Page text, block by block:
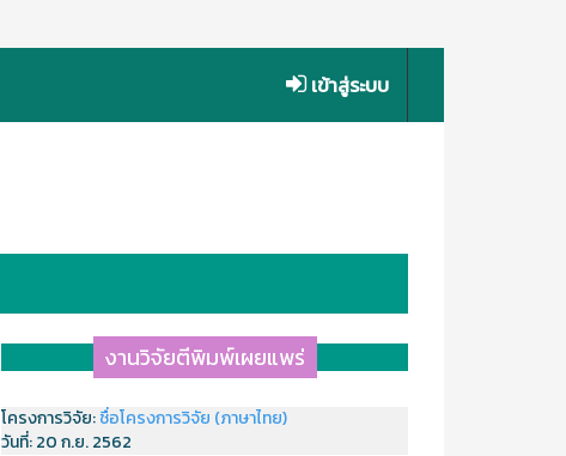
เข้าสู่ระบบ
งานวิจัยตีพิมพ์เผยแพร่
โครงการวิจัย:ชื่อโครงการวิจัย (ภาษาไทย)
วันที่:20 ก.ย. 2562